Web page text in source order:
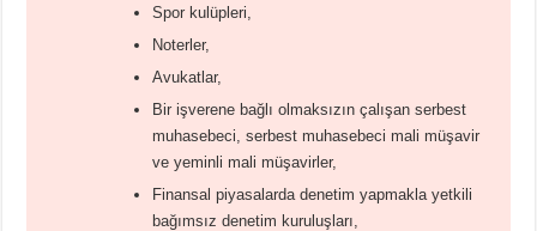
Spor kulüpleri,
Noterler,
Avukatlar,
Bir işverene bağlı olmaksızın çalışan serbest
muhasebeci, serbest muhasebeci mali müşavir
ve yeminli mali müşavirler,
Finansal piyasalarda denetim yapmakla yetkili
bağımsız denetim kuruluşları,